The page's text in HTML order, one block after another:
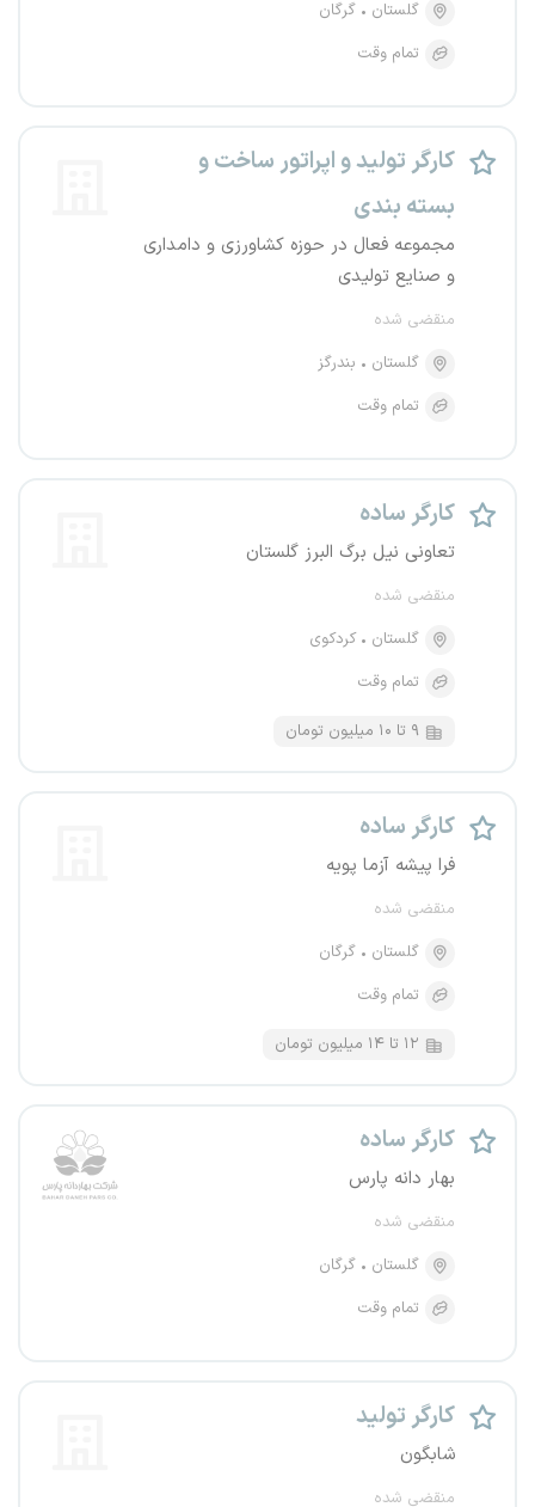
گلستان
گرگان
تمام وقت
کارگر تولید و اپراتور ساخت و
بسته بندی
مجموعه فعال در حوزه کشاورزی و دامداری
و صنایع تولیدی
منقضی شده
گلستان
بندرگز
تمام وقت
کارگر ساده
تعاونی نیل برگ البرز گلستان
منقضی شده
گلستان
کردکوی
تمام وقت
۹ تا ۱۰ میلیون تومان
کارگر ساده
فرا پیشه آزما پویه
منقضی شده
گلستان
گرگان
تمام وقت
۱۲ تا ۱۴ میلیون تومان
کارگر ساده
بهار دانه پارس
منقضی شده
گلستان
گرگان
تمام وقت
کارگر تولید
شابگون
منقضی شده